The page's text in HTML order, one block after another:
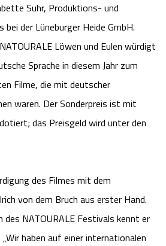
Last Minute
Anreise
Kataloge
Videos
Angebote
Kontakt
Unterkünfte
Naturhotels
auf dem Bauernhof
Wildpark Müden
Kart & Bowl
verrückte Haus
District Bispingen
& Führungen Celle
Suhr, Produktions- und
der Lüneburger Heide GmbH.
Löwen und Eulen würdigt
Sprache in diesem Jahr zum
Filme, die mit deutscher
waren. Der Sonderpreis ist mit
das Preisgeld wird unter den
des Filmes mit dem
von dem Bruch aus erster Hand.
des NATOURALE Festivals kennt er
haben auf einer internationalen